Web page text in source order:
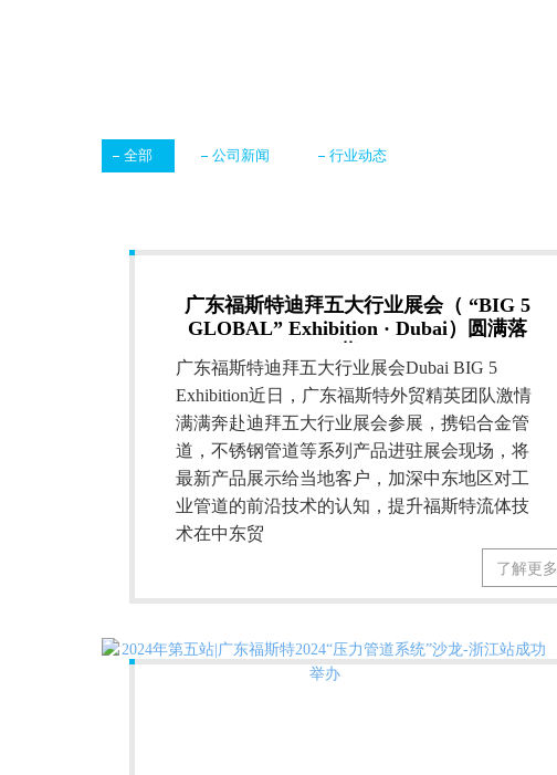
全部 公司新闻 行业动态
广东福斯特迪拜五大行业展会（ “BIG 5
GLOBAL” Exhibition · Dubai）圆满落
广东福斯特迪拜五大行业展会Dubai BIG 5
Exhibition近日，广东福斯特外贸精英团队激情
满满奔赴迪拜五大行业展会参展，携铝合金管
道，不锈钢管道等系列产品进驻展会现场，将
最新产品展示给当地客户，加深中东地区对工
业管道的前沿技术的认知，提升福斯特流体技
术在中东贸
了解更多